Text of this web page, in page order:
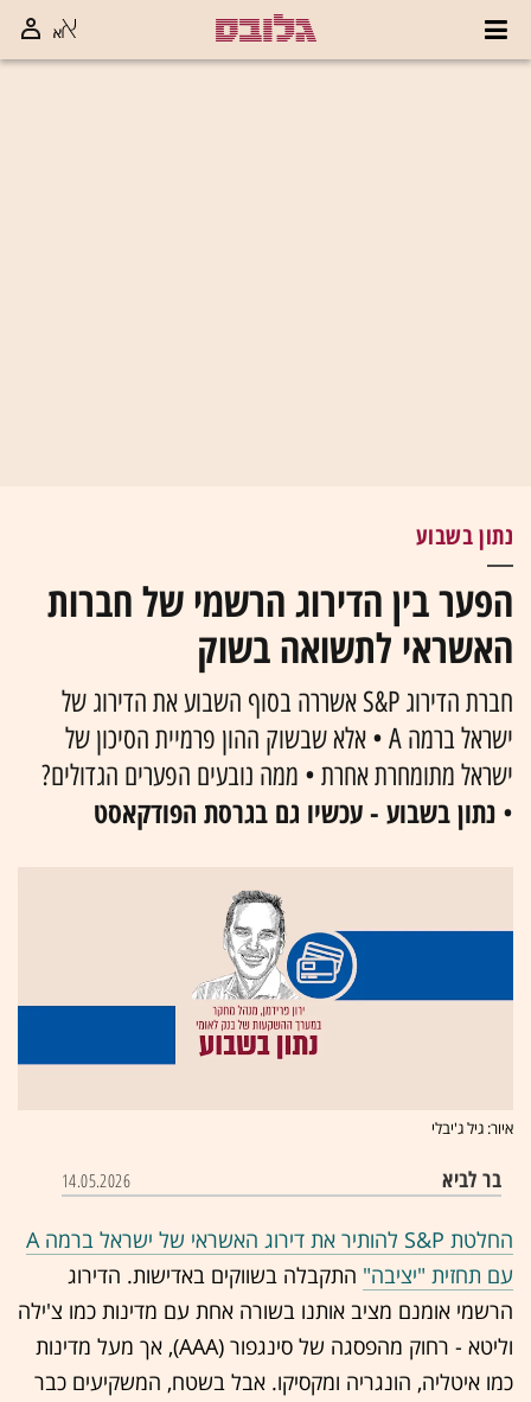
נתון בשבוע
הפער בין הדירוג הרשמי של חברות
האשראי לתשואה בשוק
חברת הדירוג S&P אשררה בסוף השבוע את הדירוג של
ישראל ברמה A • אלא שבשוק ההון פרמיית הסיכון של
ישראל מתומחרת אחרת • ממה נובעים הפערים הגדולים?
• נתון בשבוע - עכשיו גם בגרסת הפודקאסט
איור: גיל ג'יבלי
בר לביא 14.05.2026
החלטת S&P להותיר את דירוג האשראי של ישראל ברמה A
עם תחזית "יציבה" התקבלה בשווקים באדישות. הדירוג
הרשמי אומנם מציב אותנו בשורה אחת עם מדינות כמו צ'ילה
וליטא - רחוק מהפסגה של סינגפור (AAA), אך מעל מדינות
כמו איטליה, הונגריה ומקסיקו. אבל בשטח, המשקיעים כבר